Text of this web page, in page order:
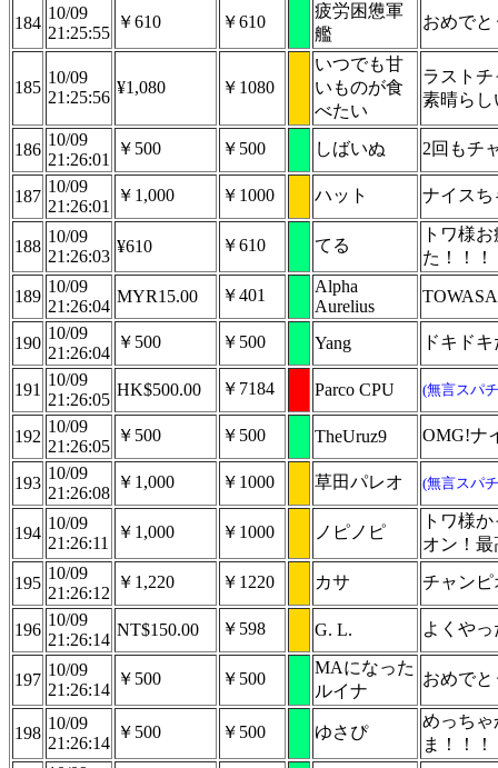
184
10/09
21:25:55
￥610 ￥610
疲労困憊軍
艦
おめで
185
10/09
21:25:56
¥1,080 ￥1080
いつでも甘
いものが食
べたい
ラスト
素晴らし
186
10/09
21:26:01
￥500 ￥500 しばいぬ 2回もチ
187
10/09
21:26:01
￥1,000 ￥1000 ハット ナイスち
188
10/09
21:26:03
¥610 ￥610 てる
トワ様
た！！！
189
10/09
21:26:04
MYR15.00 ￥401
Alpha
Aurelius
190
10/09
21:26:04
￥500 ￥500 Yang ドキド
191
10/09
21:26:05
HK$500.00 ￥7184 Parco CPU (無言スパ
192
10/09
21:26:05
￥500 ￥500 TheUruz9 OMG!ナ
193
10/09
21:26:08
￥1,000 ￥1000 草田パレオ (無言スパ
194
10/09
21:26:11
￥1,000 ￥1000 ノピノピ
トワ様
オン！
195
10/09
21:26:12
￥1,220 ￥1220 カサ チャンピ
196
10/09
21:26:14
NT$150.00 ￥598 G. L. よくや
197
10/09
21:26:14
￥500 ￥500
MAになった
ルイナ
おめで
198
10/09
21:26:14
￥500 ￥500 ゆさぴ
めっちゃ
ま！！！